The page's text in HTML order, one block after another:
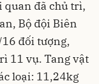
đã chủ trì,
Bộ đội Biên
đối tượng,
11 vụ. Tang vật
loại: 11,24kg